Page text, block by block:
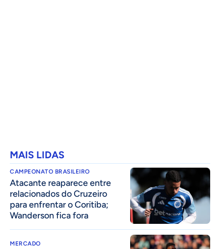
MAIS LIDAS
CAMPEONATO BRASILEIRO
Atacante reaparece entre
relacionados do Cruzeiro
para enfrentar o Coritiba;
Wanderson fica fora
MERCADO